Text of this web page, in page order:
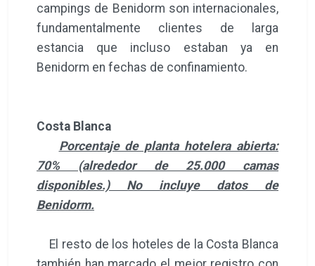
campings de Benidorm son internacionales,
fundamentalmente clientes de larga
estancia que incluso estaban ya en
Benidorm en fechas de confinamiento.
Costa Blanca
Porcentaje de planta hotelera abierta:
70% (alrededor de 25.000 camas
disponibles.) No incluye datos de
Benidorm.
El resto de los hoteles de la Costa Blanca